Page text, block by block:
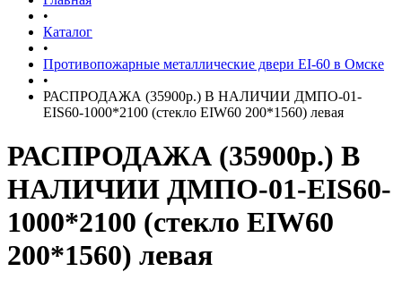
•
Каталог
•
Противопожарные металлические двери EI-60 в Омске
•
РАСПРОДАЖА (35900р.) В НАЛИЧИИ ДМПО-01-
EIS60-1000*2100 (стекло EIW60 200*1560) левая
РАСПРОДАЖА (35900р.) В
НАЛИЧИИ ДМПО-01-EIS60-
1000*2100 (стекло EIW60
200*1560) левая